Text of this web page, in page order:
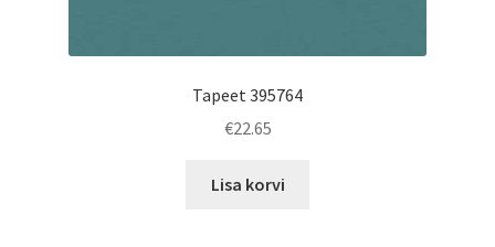
Tapeet 395764
€22.65
Lisa korvi